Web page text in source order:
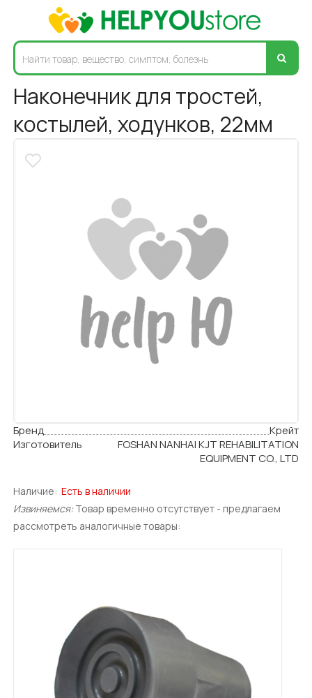
Наконечник для тростей,
костылей, ходунков, 22мм
Бренд
Крейт
Изготовитель
FOSHAN NANHAI KJT REHABILITATION
EQUIPMENT CO., LTD
Наличие: Есть в наличии
Извиняемся: Товар временно отсутствует - предлагаем
рассмотреть аналогичные товары: